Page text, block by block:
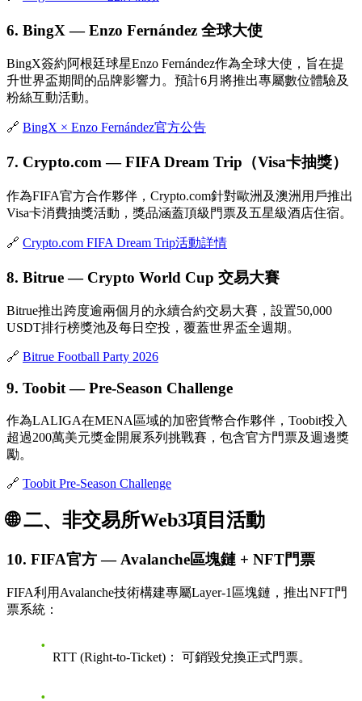
6. BingX — Enzo Fernández 全球大使
BingX簽約阿根廷球星Enzo Fernández作為全球大使，旨在提
升世界盃期間的品牌影響力。預計6月將推出專屬數位體驗及
粉絲互動活動。
🔗 BingX × Enzo Fernández官方公告
7. Crypto.com — FIFA Dream Trip（Visa卡抽獎）
作為FIFA官方合作夥伴，Crypto.com針對歐洲及澳洲用戶推出
Visa卡消費抽獎活動，獎品涵蓋頂級門票及五星級酒店住宿。
🔗 Crypto.com FIFA Dream Trip活動詳情
8. Bitrue — Crypto World Cup 交易大賽
Bitrue推出跨度逾兩個月的永續合約交易大賽，設置50,000
USDT排行榜獎池及每日空投，覆蓋世界盃全週期。
🔗 Bitrue Football Party 2026
9. Toobit — Pre-Season Challenge
作為LALIGA在MENA區域的加密貨幣合作夥伴，Toobit投入
超過200萬美元獎金開展系列挑戰賽，包含官方門票及週邊獎
勵。
🔗 Toobit Pre-Season Challenge
🌐 二、非交易所Web3項目活動
10. FIFA官方 — Avalanche區塊鏈 + NFT門票
FIFA利用Avalanche技術構建專屬Layer-1區塊鏈，推出NFT門
票系統：
RTT (Right-to-Ticket)： 可銷毀兌換正式門票。